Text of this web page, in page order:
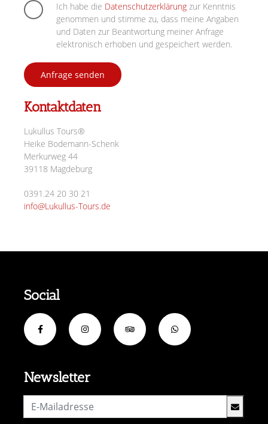
Ich habe die Datenschutzerklärung zur Kenntnis
genommen und stimme zu, dass meine Angaben
und Daten zur Beantwortung meiner Anfrage
elektronisch erhoben und gespeichert werden.
Kontaktdaten
Lukullus Tours®
Heike Bodemann-Schenk
Merkurweg 44
39118 Magdeburg
0391.24 20 30 21
info@Lukullus-Tours.de
Newsletter
Social